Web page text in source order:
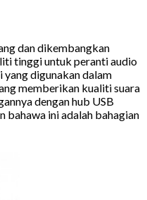
dan dikembangkan
tinggi untuk peranti audio
yang digunakan dalam
memberikan kualiti suara
dengan hub USB
bahawa ini adalah bahagian